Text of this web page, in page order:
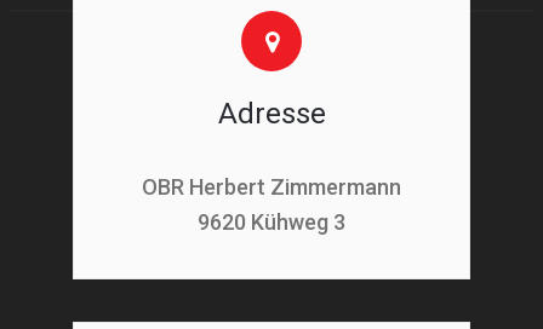
Adresse
OBR Herbert Zimmermann
9620 Kühweg 3